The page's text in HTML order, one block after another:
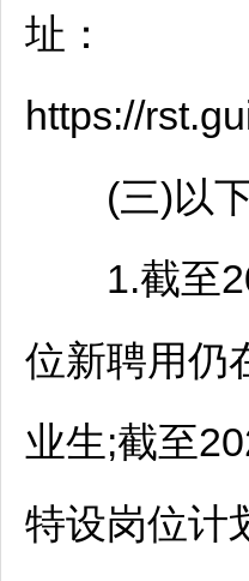
址：
https://
(三)以下
1.截至
位新聘用仍
业生;截至
特设岗位计